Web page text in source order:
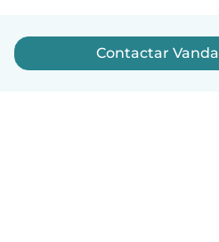
Contactar Vanda